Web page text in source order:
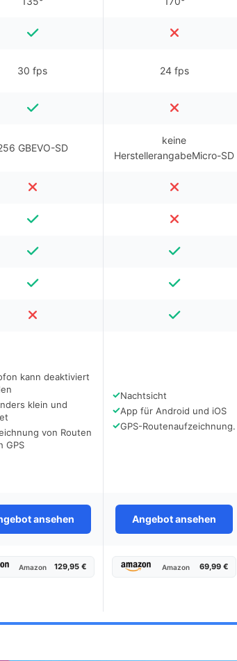
30 fps 24 fps
GBEVO-SD
keine
HerstellerangabeMicro-SD
kann deaktiviert
klein und
von Routen
GPS
✓Nachtsicht
✓App für Android und iOS
✓GPS-Routenaufzeichnung.
ansehen Angebot ansehen
Amazon 129,95 € Amazon 69,99 €